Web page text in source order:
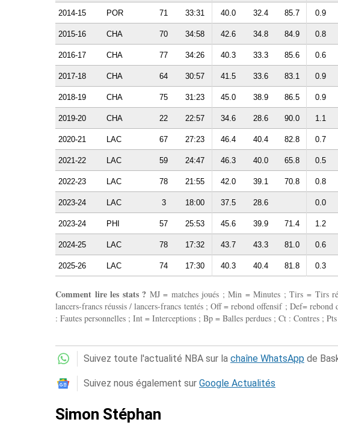
2014-15 POR 71 33:31 40.0 32.4 85.7 0.9
2015-16 CHA 70 34:58 42.6 34.8 84.9 0.8
2016-17 CHA 77 34:26 40.3 33.3 85.6 0.6
2017-18 CHA 64 30:57 41.5 33.6 83.1 0.9
2018-19 CHA 75 31:23 45.0 38.9 86.5 0.9
2019-20 CHA 22 22:57 34.6 28.6 90.0 1.1
2020-21 LAC 67 27:23 46.4 40.4 82.8 0.7
2021-22 LAC 59 24:47 46.3 40.0 65.8 0.5
2022-23 LAC 78 21:55 42.0 39.1 70.8 0.8
2023-24 LAC 3 18:00 37.5 28.6 0.0
2023-24 PHI 57 25:53 45.6 39.9 71.4 1.2
2024-25 LAC 78 17:32 43.7 43.3 81.0 0.6
2025-26 LAC 74 17:30 40.3 40.4 81.8 0.3
Comment lire les stats ? MJ = matches joués ; Min = Minutes ; Tirs = Tirs
lancers-francs réussis / lancers-francs tentés ; Off = rebond offensif ; Def=
: Fautes personnelles ; Int = Interceptions ; Bp = Balles perdues ; Ct : Contres ;
Suivez toute l'actualité NBA sur la chaîne WhatsApp de
Suivez nous également sur Google Actualités
Simon Stéphan